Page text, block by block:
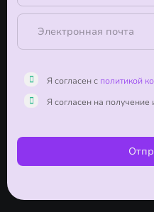
Я согласен с политикой
Я согласен на